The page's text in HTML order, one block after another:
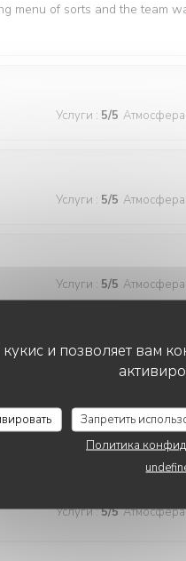
кукис и позволяет вам
Запретить
Политика
menu of sorts and the team
Услуги : 5/5 Атмосфера
Услуги : 5/5 Атмосфера
Услуги : 5/5 Атмосфера
Атмосфера
and the food was
Услуги:5/5 Атмосфера